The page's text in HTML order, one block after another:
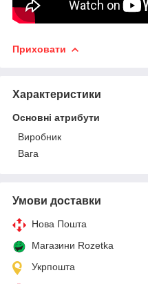
Приховати
Характеристики
Основні атрибути
Виробник
Вага
Умови доставки
Нова Пошта
Магазини Rozetka
Укрпошта